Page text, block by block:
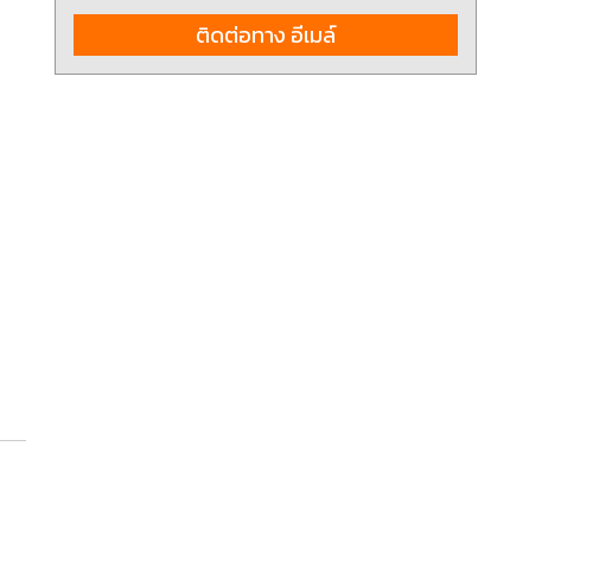
ติดต่อทาง อีเมล์